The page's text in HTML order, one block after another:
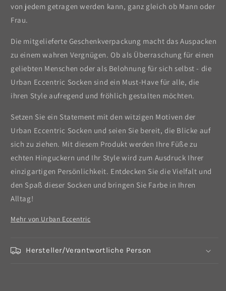
von jedem getragen werden kann, ganz gleich ob Mann oder
Frau.
Die mitgelieferte Geschenkverpackung macht das Auspacken
zu einem wahren Vergnügen. Ob als Überraschung für einen
geliebten Menschen oder als Belohnung für sich selbst - die
Urban Eccentric Socken sind ein Must-Have für alle, die
ihren Style aufregend und fröhlich gestalten möchten.
Setzen Sie ein Statement mit den witzigen Motiven der
Urban Eccentric Socken und seien Sie bereit, die Blicke auf
sich zu ziehen. Mit diesem Produkt werden Ihre Füße zu
echten Hinguckern und Ihr Style wird zum Ausdruck Ihrer
einzigartigen Persönlichkeit. Entdecken Sie die Vielfalt und
den Spaß dieser Socken und bringen Sie Farbe in Ihren
Alltag!
Mehr von Urban Eccentric
Hersteller/Verantwortliche Person